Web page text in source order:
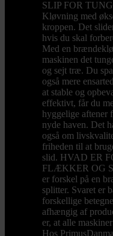
SLIP FOR
Kløvning med
kroppen. Det
hvis du skal
Med en
maskinen det
og sejt træ. Du
også mere
at stable og
effektivt, får du
hyggelige aftener
nyde haven. Det
også om
friheden til at
slid. HVAD ER
FLÆKKER OG
er forskel på en
splitter. Svaret er
forskellige
afhængig af
er, at alle
Hos